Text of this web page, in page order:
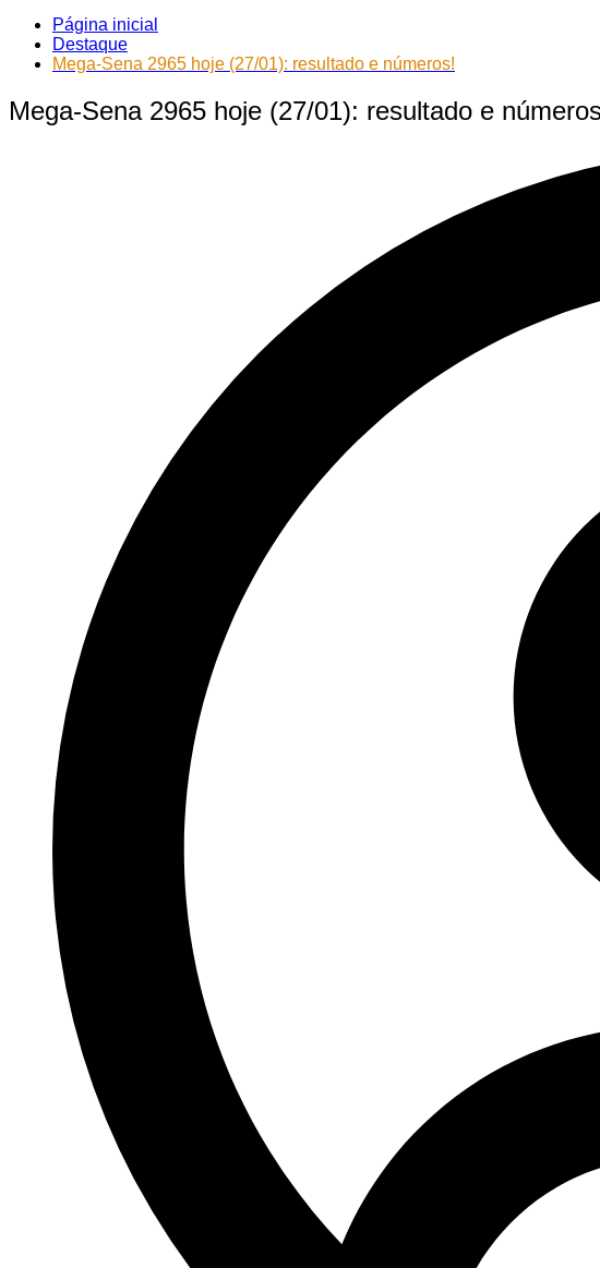
Página inicial
Destaque
Mega-Sena 2965 hoje (27/01): resultado e números!
Mega-Sena 2965 hoje (27/01): resultado e